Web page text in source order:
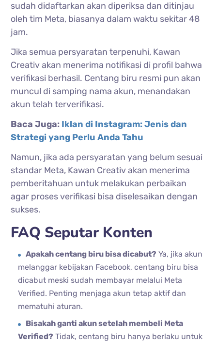
sudah didaftarkan akan diperiksa dan ditinjau
oleh tim Meta, biasanya dalam waktu sekitar 48
jam.
Jika semua persyaratan terpenuhi, Kawan
Creativ akan menerima notifikasi di profil bahwa
verifikasi berhasil. Centang biru resmi pun akan
muncul di samping nama akun, menandakan
akun telah terverifikasi.
Baca Juga: Iklan di Instagram: Jenis dan
Strategi yang Perlu Anda Tahu
Namun, jika ada persyaratan yang belum sesuai
standar Meta, Kawan Creativ akan menerima
pemberitahuan untuk melakukan perbaikan
agar proses verifikasi bisa diselesaikan dengan
sukses.
FAQ Seputar Konten
Apakah centang biru bisa dicabut? Ya, jika akun
melanggar kebijakan Facebook, centang biru bisa
dicabut meski sudah membayar melalui Meta
Verified. Penting menjaga akun tetap aktif dan
mematuhi aturan.
Bisakah ganti akun setelah membeli Meta
Verified? Tidak, centang biru hanya berlaku untuk